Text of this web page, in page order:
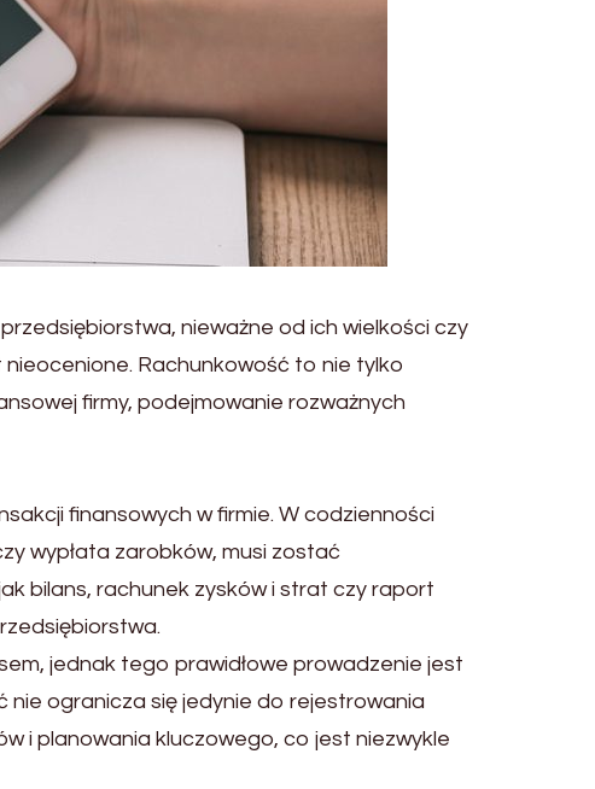
nieważne od ich wielkości czy
Rachunkowość to nie tylko
firmy, podejmowanie rozważnych
finansowych w firmie. W codzienności
wypłata zarobków, musi zostać
bilans, rachunek zysków i strat czy raport
jednak tego prawidłowe prowadzenie jest
ogranicza się jedynie do rejestrowania
i planowania kluczowego, co jest niezwykle